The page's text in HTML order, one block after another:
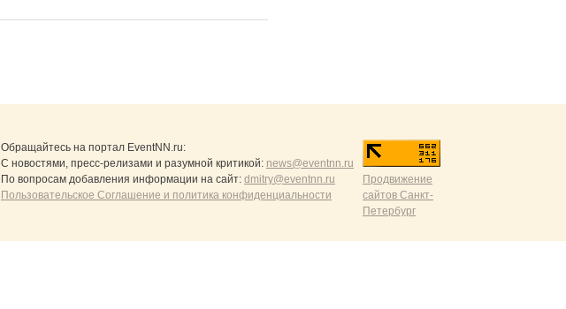
Обращайтесь на портал EventNN.ru:
С новостями, пресс-релизами и разумной критикой: news@eventnn.ru
По вопросам добавления информации на сайт: dmitry@eventnn.ru
Пользовательское Соглашение и политика конфиденциальности
Продвижение
сайтов Санкт-
Петербург